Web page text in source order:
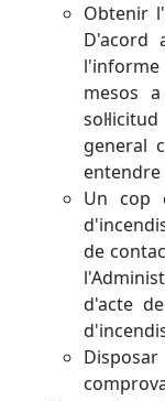
Obtenir
D'acord
mesos
general
Un cop
de
d'acte